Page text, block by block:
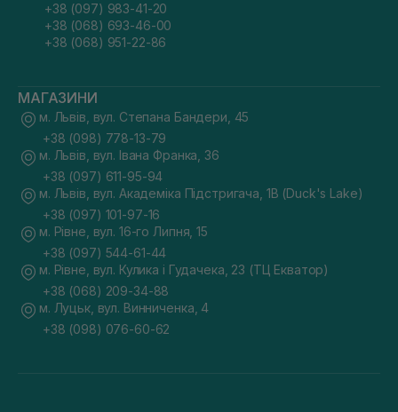
+38 (097) 983-41-20
+38 (068) 693-46-00
+38 (068) 951-22-86
МАГАЗИНИ
м. Львів, вул. Степана Бандери, 45
+38 (098) 778-13-79
м. Львів, вул. Івана Франка, 36
+38 (097) 611-95-94
м. Львів, вул. Академіка Підстригача, 1В (Duck's Lake)
+38 (097) 101-97-16
м. Рівне, вул. 16-го Липня, 15
+38 (097) 544-61-44
м. Рівне, вул. Кулика і Гудачека, 23 (ТЦ Екватор)
+38 (068) 209-34-88
м. Луцьк, вул. Винниченка, 4
+38 (098) 076-60-62